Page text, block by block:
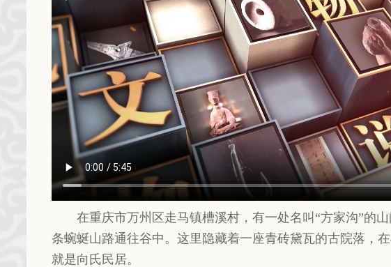
在重庆市万州区走马镇槽溪村，有一处名叫“方家沟”的
条蜿蜒山路通往谷中。这里隐藏着一座青砖黛瓦的古院落，
就是向氏民居。